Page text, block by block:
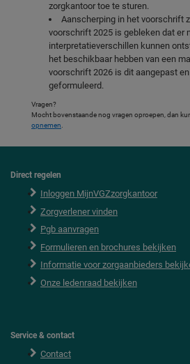
zorgkantoor toe te sturen.
Aanscherping in het voorschrift
voorschrift 2025 is gebleken dat er
interpretatieverschillen kunnen
het beschikbaar hebben van een
voorschrift 2026 is dit aangepast
geformuleerd.
Vragen?
Mocht bovenstaande nog vragen oproepen, dan
opnemen
Direct regelen
Inloggen MijnVGZzorgkantoor
Zorgverlener vinden
Pgb aanvragen
Formulieren en brochures bekijken
Informatie voor zorgaanbieders
Onze ledenraad bekijken
Service & contact
Contact